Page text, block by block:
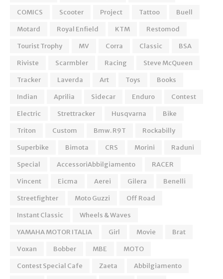
COMICS
Scooter Project Tattoo
Buell
Motard
Royal Enfield KTM
Restomod
Tourist Trophy
MV Corra Classic
BSA
Riviste
Scarmbler Racing
Steve McQueen
Tracker
Laverda Art Toys
Books
Indian
Aprilia Sidecar Enduro
Contest
Electric
Strettracker Husqvarna
Bike
Triton
Custom Bmw. R9T
Rockabilly
Superbike
Bimota CRS Morini
Raduni
Special
AccessoriAbbilgiamento
RACER
Vincent
Eicma Aerei Gilera
Benelli
Streetfighter
Moto Guzzi
Off Road
Instant Classic
Wheels & Waves
YAMAHA MOTOR ITALIA
Girl Movie
Brat
Voxan
Bobber MBE
MOTO
Contest Special Cafe
Zaeta
Abbilgiamento